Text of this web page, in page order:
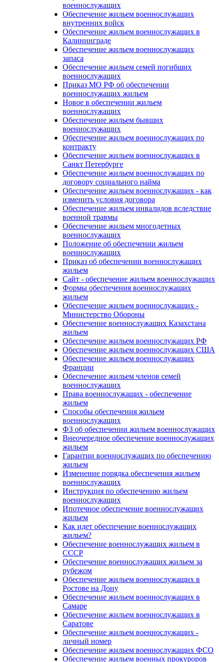
военнослужащих
Обеспечение жильем военнослужащих
внутренних войск
Обеспечение жильем военнослужащих в
Калининграде
Обеспечение жильем военнослужащих
запаса
Обеспечение жильем семей погибших
военнослужащих
Приказ МО РФ об обеспечении
военнослужащих жильем
Новое в обеспечении жильем
военнослужащих
Обеспечение жильем бывших
военнослужащих
Обеспечение жильем военнослужащих по
контракту
Обеспечение жильем военнослужащих в
Санкт Петербурге
Обеспечение жильем военнослужащих по
договору социального найма
Обеспечение жильем военнослужащих - как
изменить условия договора
Обеспечение жильем инвалидов вследствие
военной травмы
Обеспечение жильем многодетных
военнослужащих
Положение об обеспечении жильем
военнослужащих
Приказ об обеспечении военнослужащих
жильем
Сайт - обеспечение жильем военнослужащих
Формы обеспечения военнослужащих
жильем
Обеспечение жильем военнослужащих -
Министерство Обороны
Обеспечение военнослужащих Казахстана
жильем
Обеспечение жильем военнослужащих РФ
Обеспечение жильем военнослужащих США
Обеспечение жильем военнослужащих
Франции
Обеспечение жильем членов семей
военнослужащих
Права военнослужащих - обеспечение
жильем
Способы обеспечения жильем
военнослужащих
ФЗ об обеспечении жильем военнослужащих
Внеочередное обеспечение военнослужащих
жильем
Гарантии военнослужащих по обеспечению
жильем
Изменение порядка обеспечения жильем
военнослужащих
Инструкция по обеспечению жильем
военнослужащих
Ипотечное обеспечение военнослужащих
жильем
Как идет обеспечение военнослужащих
жильем?
Обеспечение военнослужащих жильем в
СССР
Обеспечение военнослужащих жильем за
рубежом
Обеспечение жильем военнослужащих в
Ростове на Дону
Обеспечение жильем военнослужащих в
Самаре
Обеспечение жильем военнослужащих в
Саратове
Обеспечение жильем военнослужащих -
личный номер
Обеспечение жильем военнослужащих ФСО
Обеспечение жильем военных прокуроров